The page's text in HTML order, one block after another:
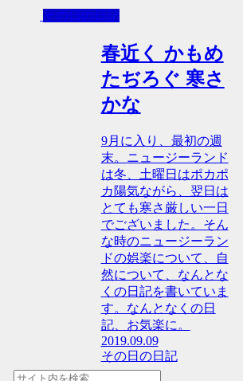
その日の日記
春近く かもめ
たぢろぐ 寒さ
かな
9月に入り、最初の週
末。ニュージーランド
は冬、土曜日はポカポ
カ陽気ながら、翌日は
とても寒さ厳しい一日
でございました。そん
な時のニュージーラン
ドの娯楽について、自
然について、なんとな
くの日記を書いていま
す。なんとなくの日
記、お気楽に。
2019.09.09
その日の日記